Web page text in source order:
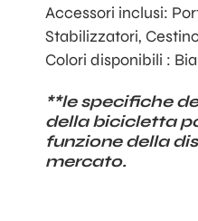
Accessori inclusi:
Stabilizzatori,
Colori disponibili :
**le specifiche
della bicicletta
funzione della
mercato.